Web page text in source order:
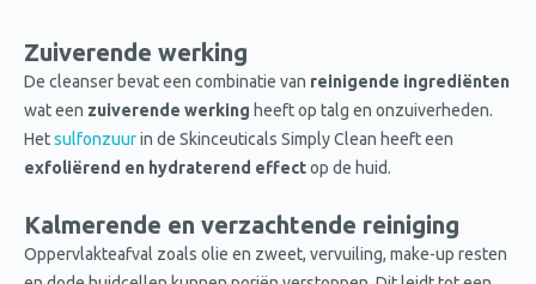
Zuiverende werking
De cleanser bevat een combinatie van reinigende ingrediënten
wat een zuiverende werking heeft op talg en onzuiverheden.
Hetsulfonzuurin de Skinceuticals Simply Clean heeft een
exfoliërend en hydraterend effectop de huid.
Kalmerende en verzachtende reiniging
Oppervlakteafval zoals olie en zweet, vervuiling, make-up resten